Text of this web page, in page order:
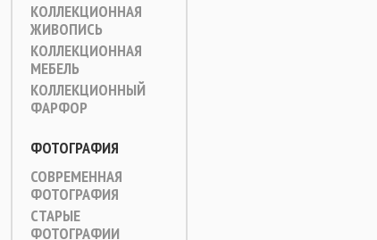
КОЛЛЕКЦИОННАЯ
ЖИВОПИСЬ
КОЛЛЕКЦИОННАЯ
МЕБЕЛЬ
КОЛЛЕКЦИОННЫЙ
ФАРФОР
ФОТОГРАФИЯ
СОВРЕМЕННАЯ
ФОТОГРАФИЯ
СТАРЫЕ
ФОТОГРАФИИ